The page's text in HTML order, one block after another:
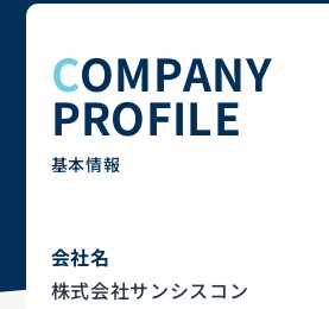
COMPANY
PROFILE
基本情報
会社名
株式会社サンシスコン